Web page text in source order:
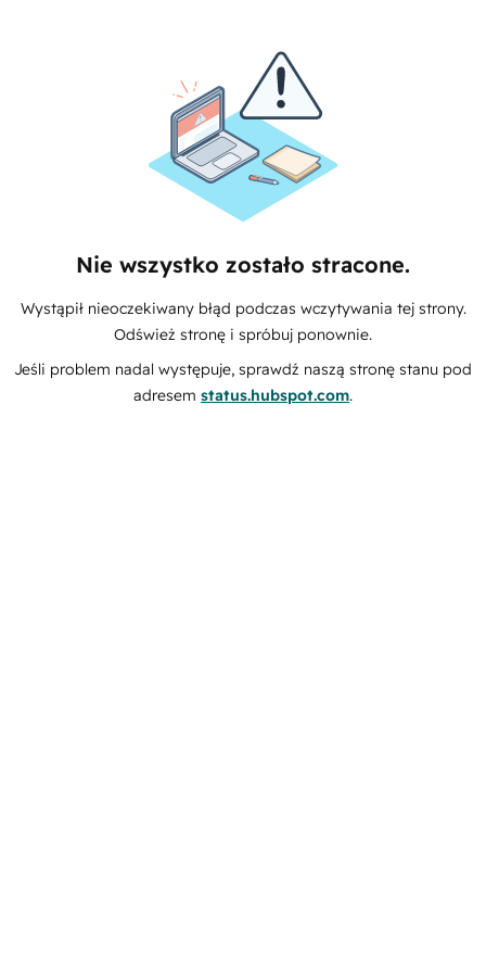
Nie wszystko zostało stracone.
Wystąpił nieoczekiwany błąd podczas wczytywania tej strony.
Odśwież stronę i spróbuj ponownie.
Jeśli problem nadal występuje, sprawdź naszą stronę stanu pod
adresem status.hubspot.com.